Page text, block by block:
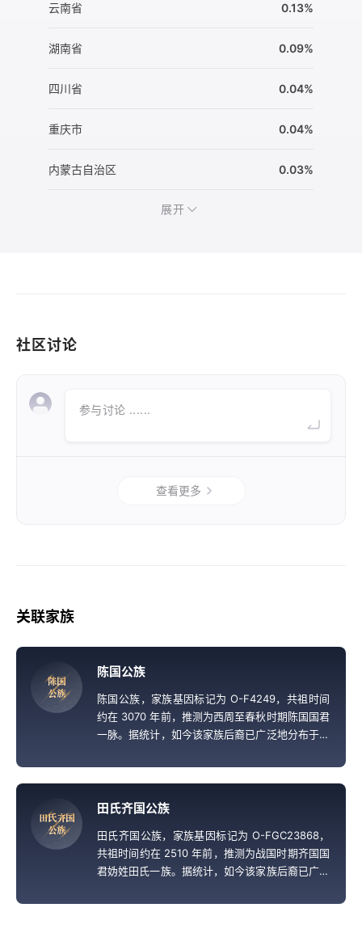
云南省 0.13%
湖南省 0.09%
四川省 0.04%
重庆市 0.04%
内蒙古自治区 0.03%
展开
社区讨论
参与讨论 ......
查看更多
关联家族
陈国
公族
陈国公族
陈国公族，家族基因标记为 O-F4249，共祖时间
约在 3070 年前，推测为西周至春秋时期陈国国君
一脉。据统计，如今该家族后裔已广泛地分布于全
田氏齐国
公族
田氏齐国公族
田氏齐国公族，家族基因标记为 O-FGC23868，
共祖时间约在 2510 年前，推测为战国时期齐国国
君妫姓田氏一族。据统计，如今该家族后裔已广泛